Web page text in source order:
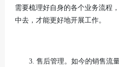
需要梳理好自身的各个业务流程
中去，才能更好地开展工作。
3. 售后管理。如今的销售流